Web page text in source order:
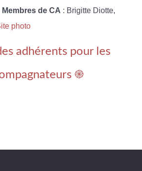
Membres de CA : Brigitte Diotte,
photo
adhérents pour les
֎